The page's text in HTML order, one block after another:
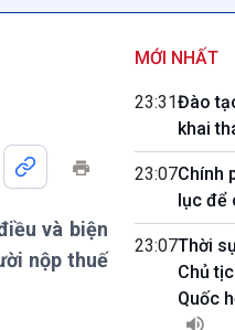
Dòng chảy Kinh tế
Khởi nghiệp
Tuyên chiến với gian lận
và biện
nộp thuế
MỚI NHẤT
23:31Đào
khai
23:07Chính
lục để
23:07Thời
Chủ
Quốc